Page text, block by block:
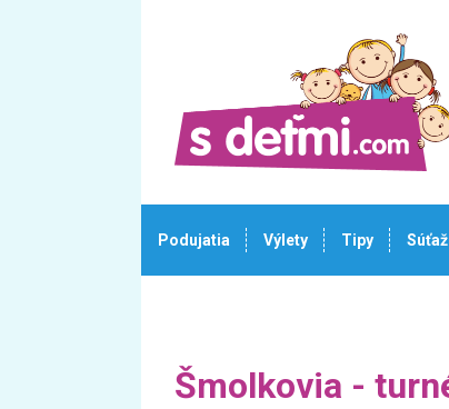
Podujatia Výlety Tipy
Šmolkovia -